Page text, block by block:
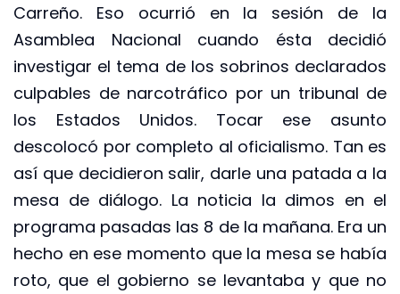
Carreño. Eso ocurrió en la sesión de la
Asamblea Nacional cuando ésta decidió
investigar el tema de los sobrinos declarados
culpables de narcotráfico por un tribunal de
los Estados Unidos. Tocar ese asunto
descolocó por completo al oficialismo. Tan es
así que decidieron salir, darle una patada a la
mesa de diálogo. La noticia la dimos en el
programa pasadas las 8 de la mañana. Era un
hecho en ese momento que la mesa se había
roto, que el gobierno se levantaba y que no